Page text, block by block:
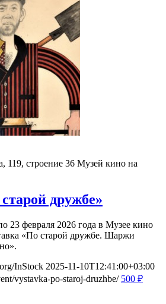
119, строение 36 Музей кино на
дружбе»
23 февраля 2026 года в Музее кино
«По старой дружбе. Шаржи
InStock 2025-11-10T12:41:00+03:00
vystavka-po-staroj-druzhbe/ 500 ₽